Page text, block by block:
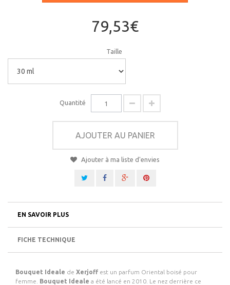
79,53€
Taille
Quantité
AJOUTER AU PANIER
Ajouter à ma liste d'envies
EN SAVOIR PLUS
FICHE TECHNIQUE
Bouquet Ideale de Xerjoff est un parfum Oriental boisé pour
femme. Bouquet Ideale a été lancé en 2010. Le nez derrière ce